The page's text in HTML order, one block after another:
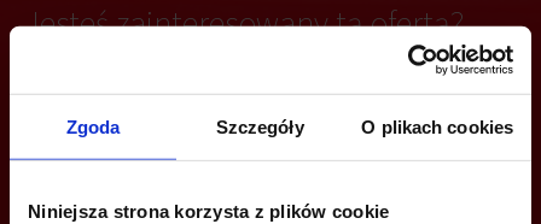
Zgoda Szczegóły O plikach cookies
Niniejsza strona korzysta z plików cookie
Jesteś zainteresowany tą ofertą?
ZADZWOŃ I DOWIEDZ SIĘ WIĘCEJ
+48 22 167 04 00